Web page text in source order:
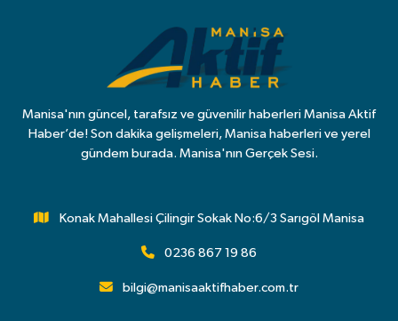
Manisa'nın güncel, tarafsız ve güvenilir haberleri Manisa Aktif
Haber’de! Son dakika gelişmeleri, Manisa haberleri ve yerel
gündem burada. Manisa'nın Gerçek Sesi.
Konak Mahallesi Çilingir Sokak No:6/3 Sarıgöl Manisa
0236 867 19 86
bilgi@manisaaktifhaber.com.tr